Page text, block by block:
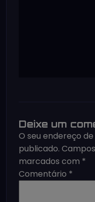
Deixe um
O seu endereço
publicado.
marcados com *
Comentário *